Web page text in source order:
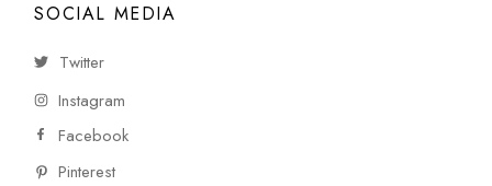
SOCIAL MEDIA
Twitter
Instagram
Facebook
Pinterest